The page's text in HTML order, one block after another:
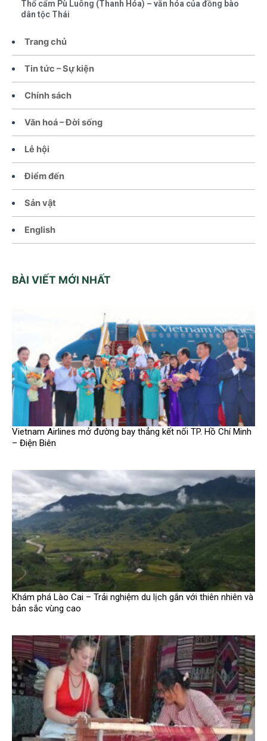
Trang chủ
Tin tức – Sự kiện
Chính sách
Văn hoá – Đời sống
Lễ hội
Điểm đến
Sản vật
English
BÀI VIẾT MỚI NHẤT
Vietnam Airlines mở đường bay thẳng kết nối TP. Hồ Chí Minh
– Điện Biên
Khám phá Lào Cai – Trải nghiệm du lịch gắn với thiên nhiên và
bản sắc vùng cao
Thổ cẩm Pù Luông (Thanh Hóa) – văn hóa của đồng bào
dân tộc Thái